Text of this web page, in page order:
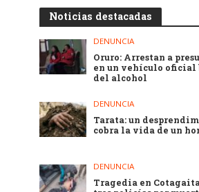
Noticias destacadas
DENUNCIA
Oruro: Arrestan a
en un vehículo oficial
del alcohol
DENUNCIA
Tarata: un
cobra la vida de un
DENUNCIA
Tragedia en